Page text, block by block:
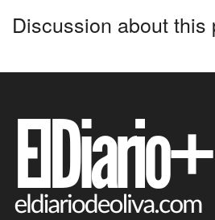
Discussion about this